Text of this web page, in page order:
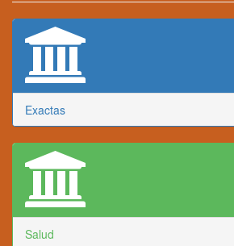
Exactas
Salud